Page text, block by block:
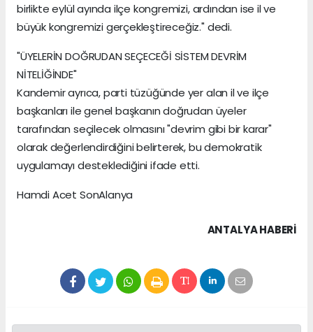
birlikte eylül ayında ilçe kongremizi, ardından ise il ve
büyük kongremizi gerçekleştireceğiz." dedi.
"ÜYELERİN DOĞRUDAN SEÇECEĞİ SİSTEM DEVRİM
NİTELİĞİNDE"
Kandemir ayrıca, parti tüzüğünde yer alan il ve ilçe
başkanları ile genel başkanın doğrudan üyeler
tarafından seçilecek olmasını "devrim gibi bir karar"
olarak değerlendirdiğini belirterek, bu demokratik
uygulamayı desteklediğini ifade etti.
Hamdi Acet SonAlanya
ANTALYA HABERİ